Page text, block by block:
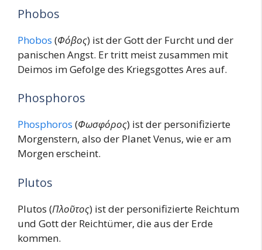
Phobos
Phobos (Φόβος) ist der Gott der Furcht und der
panischen Angst. Er tritt meist zusammen mit
Deimos im Gefolge des Kriegsgottes Ares auf.
Phosphoros
Phosphoros (Φωσφόρος) ist der personifizierte
Morgenstern, also der Planet Venus, wie er am
Morgen erscheint.
Plutos
Plutos (Πλοῦτος) ist der personifizierte Reichtum
und Gott der Reichtümer, die aus der Erde
kommen.